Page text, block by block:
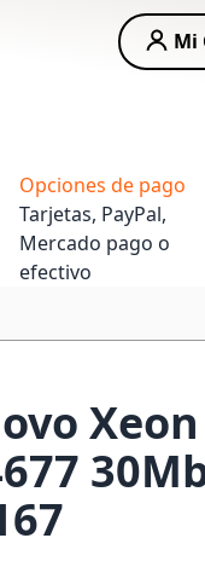
Mi
Opciones de pago
Tarjetas, PayPal,
Mercado pago o
efectivo